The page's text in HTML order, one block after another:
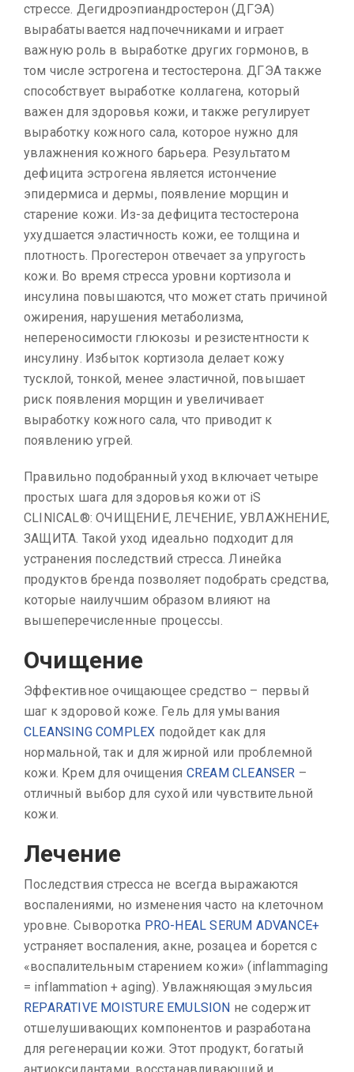
стрессе. Дегидроэпиандростерон (ДГЭА)
вырабатывается надпочечниками и играет
важную роль в выработке других гормонов, в
том числе эстрогена и тестостерона. ДГЭА также
способствует выработке коллагена, который
важен для здоровья кожи, и также регулирует
выработку кожного сала, которое нужно для
увлажнения кожного барьера. Результатом
дефицита эстрогена является истончение
эпидермиса и дермы, появление морщин и
старение кожи. Из-за дефицита тестостерона
ухудшается эластичность кожи, ее толщина и
плотность. Прогестерон отвечает за упругость
кожи. Во время стресса уровни кортизола и
инсулина повышаются, что может стать причиной
ожирения, нарушения метаболизма,
непереносимости глюкозы и резистентности к
инсулину. Избыток кортизола делает кожу
тусклой, тонкой, менее эластичной, повышает
риск появления морщин и увеличивает
выработку кожного сала, что приводит к
появлению угрей.
Правильно подобранный уход включает четыре
простых шага для здоровья кожи от iS
CLINICAL®: ОЧИЩЕНИЕ, ЛЕЧЕНИЕ, УВЛАЖНЕНИЕ,
ЗАЩИТА. Такой уход идеально подходит для
устранения последствий стресса. Линейка
продуктов бренда позволяет подобрать средства,
которые наилучшим образом влияют на
вышеперечисленные процессы.
Очищение
Эффективное очищающее средство – первый
шаг к здоровой коже. Гель для умывания
CLEANSING COMPLEX подойдет как для
нормальной, так и для жирной или проблемной
кожи. Крем для очищения CREAM CLEANSER –
отличный выбор для сухой или чувствительной
кожи.
Лечение
Последствия стресса не всегда выражаются
воспалениями, но изменения часто на клеточном
уровне. Сыворотка PRO-HEAL SERUM ADVANCE+
устраняет воспаления, акне, розацеа и борется с
«воспалительным старением кожи» (inflammaging
= inflammation + aging). Увлажняющая эмульсия
REPARATIVE MOISTURE EMULSION не содержит
отшелушивающих компонентов и разработана
для регенерации кожи. Этот продукт, богатый